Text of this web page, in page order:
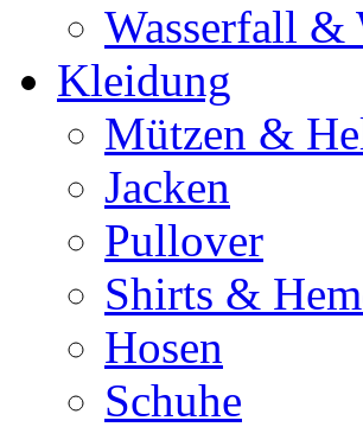
Wasserfall &
Kleidung
Mützen &
Jacken
Pullover
Shirts &
Hosen
Schuhe